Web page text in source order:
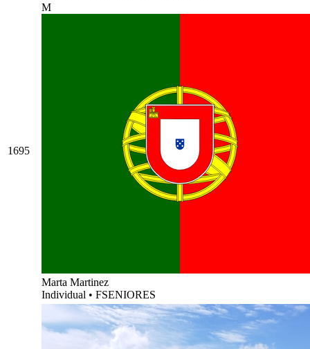
1695
M
Marta Martinez
Individual • FSENIORES